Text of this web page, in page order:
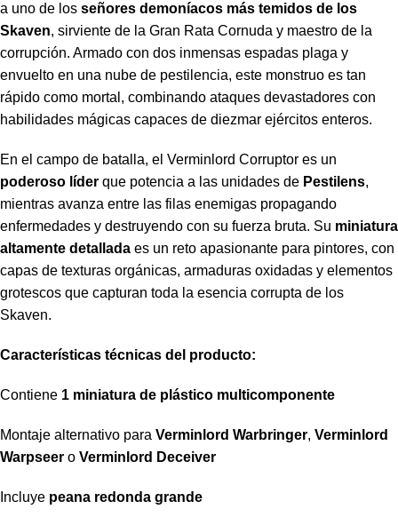
a uno de los señores demoníacos más temidos de los
Skaven, sirviente de la Gran Rata Cornuda y maestro de la
corrupción. Armado con dos inmensas espadas plaga y
envuelto en una nube de pestilencia, este monstruo es tan
rápido como mortal, combinando ataques devastadores con
habilidades mágicas capaces de diezmar ejércitos enteros.
En el campo de batalla, el Verminlord Corruptor es un
poderoso líder que potencia a las unidades de Pestilens,
mientras avanza entre las filas enemigas propagando
enfermedades y destruyendo con su fuerza bruta. Su miniatura
altamente detallada es un reto apasionante para pintores, con
capas de texturas orgánicas, armaduras oxidadas y elementos
grotescos que capturan toda la esencia corrupta de los
Skaven.
Características técnicas del producto:
Contiene 1 miniatura de plástico multicomponente
Montaje alternativo para Verminlord Warbringer, Verminlord
Warpseer o Verminlord Deceiver
Incluye peana redonda grande